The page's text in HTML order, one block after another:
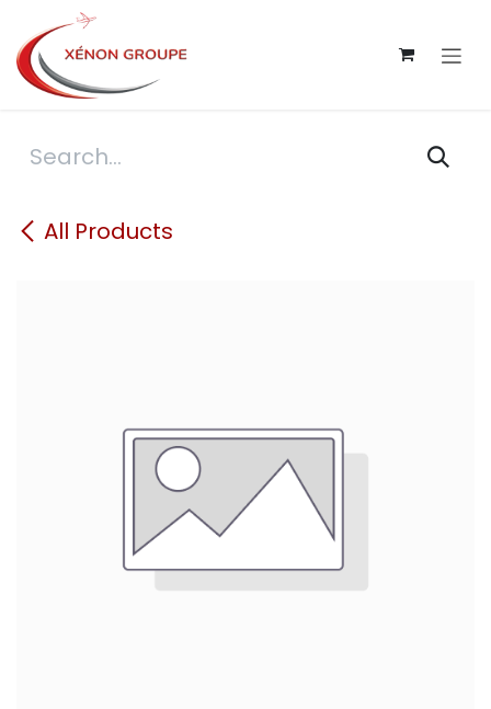
Skip to Content
All Products